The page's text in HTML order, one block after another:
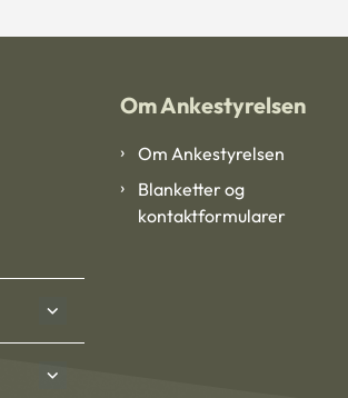
Om Ankestyrelsen
Om Ankestyrelsen
Blanketter og
kontaktformularer